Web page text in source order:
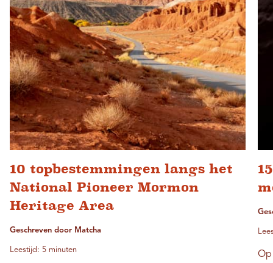
10 topbestemmingen langs het
National Pioneer Mormon
Heritage Area
Geschreven door Matcha
Leestijd: 5 minuten Op